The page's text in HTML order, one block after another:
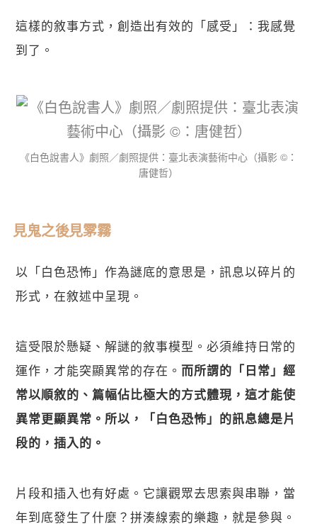
這樣的敘事方式，創造出有效的「感受」：我感覺
到了。
《白色說書人》劇照／劇照提供：臺北表演藝術中心（攝影 ©：
唐健哲）
見鬼之後見雺霧
以「白色恐怖」作為謎底的意思是，訊息以碎片的
形式，在敘述中呈現。
這受限於懸疑、解謎的敘事模型。必須維持日常的
運作，才能突顯異常的存在。 而所謂的「日常」經
常以順敘的、篇幅佔比極大的方式體現，這才能使
異常更顯異常。所以，「白色恐怖」的訊息總是片
段的，插入的。
片段和插入也有好處。它讓觀眾去思索與串聯，當
年到底發生了什麼？拼湊線索的樂趣，就是參與。